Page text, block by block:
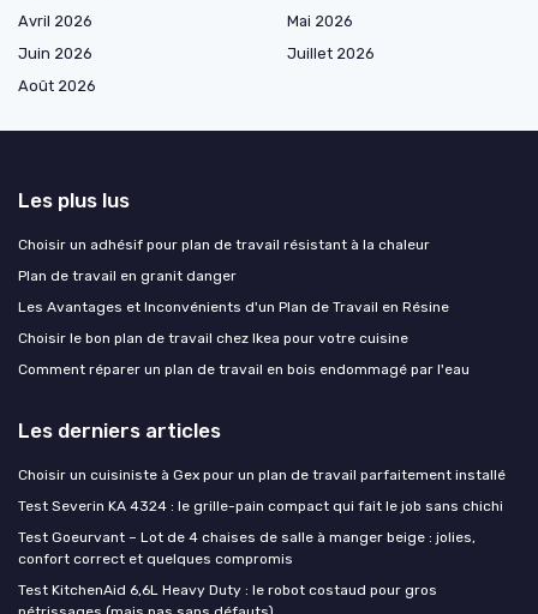
Avril 2026
Mai 2026
Juin 2026
Juillet 2026
Août 2026
Les plus lus
Choisir un adhésif pour plan de travail résistant à la chaleur
Plan de travail en granit danger
Les Avantages et Inconvénients d'un Plan de Travail en Résine
Choisir le bon plan de travail chez Ikea pour votre cuisine
Comment réparer un plan de travail en bois endommagé par l'eau
Les derniers articles
Choisir un cuisiniste à Gex pour un plan de travail parfaitement installé
Test Severin KA 4324 : le grille-pain compact qui fait le job sans chichi
Test Goeurvant – Lot de 4 chaises de salle à manger beige : jolies,
confort correct et quelques compromis
Test KitchenAid 6,6L Heavy Duty : le robot costaud pour gros